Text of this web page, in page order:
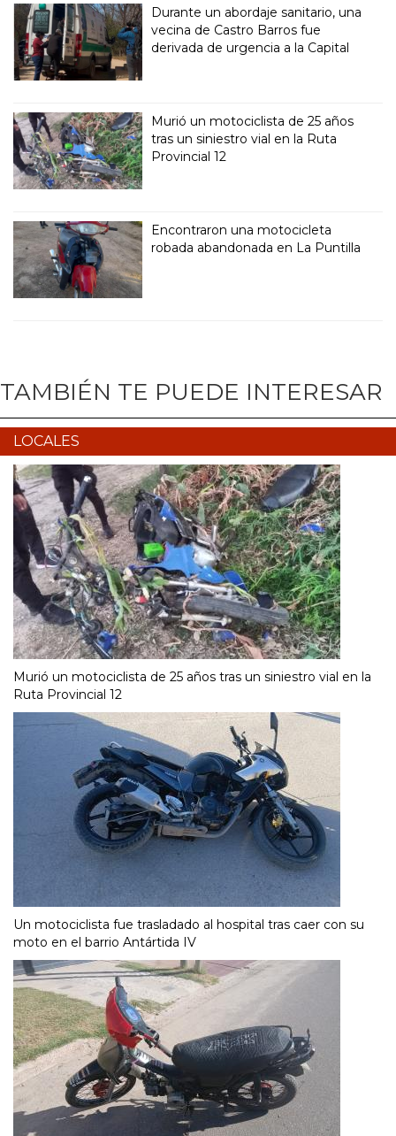
Durante un abordaje sanitario, una
vecina de Castro Barros fue
derivada de urgencia a la Capital
Murió un motociclista de 25 años
tras un siniestro vial en la Ruta
Provincial 12
Encontraron una motocicleta
robada abandonada en La Puntilla
TAMBIÉN TE PUEDE INTERESAR
LOCALES
Murió un motociclista de 25 años tras un siniestro vial en la
Ruta Provincial 12
Un motociclista fue trasladado al hospital tras caer con su
moto en el barrio Antártida IV